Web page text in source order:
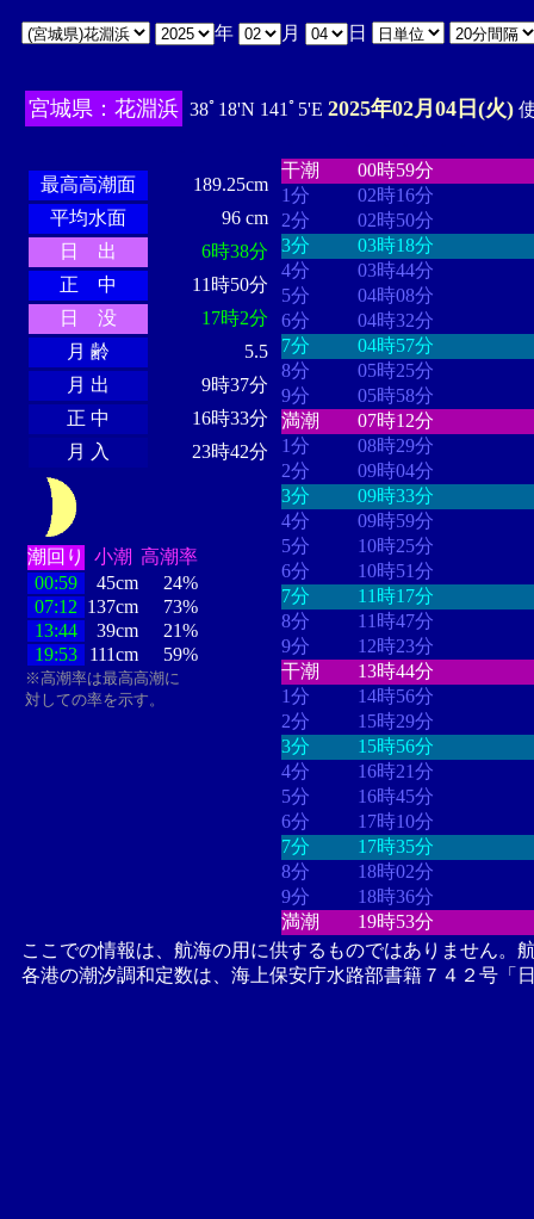
年 月 日
宮城県：花淵浜 38ﾟ18'N 141ﾟ5'E 2025年02月04日(火)
最高高潮面
189.25cm
平均水面
96 cm
日 出
6時38分
正 中
11時50分
日 没
17時2分
月 齢
5.5
月 出
9時37分
正 中
16時33分
月 入
23時42分
潮回り 小潮 高潮率
00:59
45cm
24%
07:12 137cm
73%
13:44
39cm
21%
19:53
111cm 59%
※高潮率は最高高潮に
対しての率を示す。
干潮
00時59分
1分
02時16分
2分
02時50分
3分
03時18分
4分
03時44分
5分
04時08分
6分
04時32分
7分
04時57分
8分
05時25分
9分
05時58分
満潮
07時12分
1分
08時29分
2分
09時04分
3分
09時33分
4分
09時59分
5分
10時25分
6分
10時51分
7分
11時17分
8分
11時47分
9分
12時23分
干潮
13時44分
1分
14時56分
2分
15時29分
3分
15時56分
4分
16時21分
5分
16時45分
6分
17時10分
7分
17時35分
8分
18時02分
9分
18時36分
満潮
19時53分
ここでの情報は、航海の用に供するものではありません。
各港の潮汐調和定数は、海上保安庁水路部書籍７４２号「